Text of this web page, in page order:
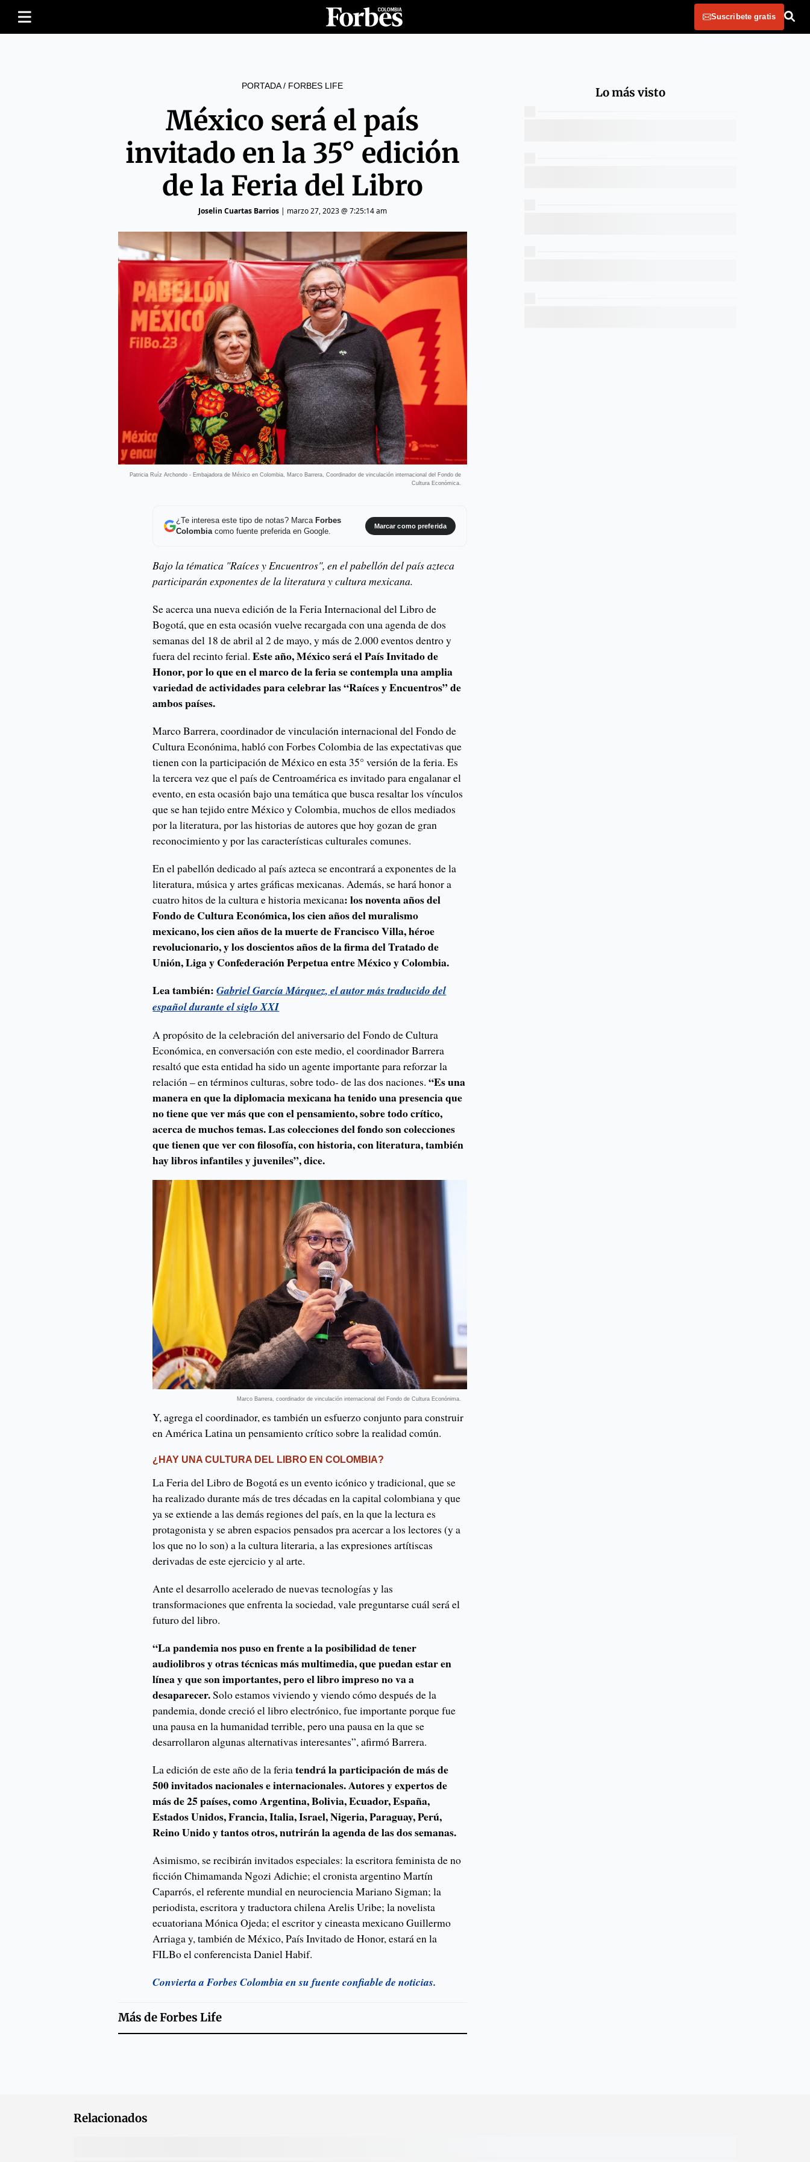
Suscribete gratis
PORTADA/ FORBES LIFE
México será el país
invitado en la 35° edición
de la Feria del Libro
Joselin Cuartas Barrios| marzo 27, 2023 @ 7:25:14 am
Patricia Ruíz Archondo - Embajadora de México en Colombia, Marco Barrera, Coordinador de vinculación internacional del Fondo de
Cultura Económica.
¿Te interesa este tipo de notas? Marca Forbes
Colombiacomo fuente preferida en Google.
Marcar como preferida
Bajo la tématica "Raíces y Encuentros", en el pabellón del país azteca
participarán exponentes de la literatura y cultura mexicana.
Se acerca una nueva edición de la Feria Internacional del Libro de
Bogotá, que en esta ocasión vuelve recargada con una agenda de dos
semanas del 18 de abril al 2 de mayo, y más de 2.000 eventos dentro y
fuera del recinto ferial.Este año, México será el País Invitado de
Honor, por lo que en el marco de la feria se contempla una amplia
variedad de actividades para celebrar las “Raíces y Encuentros” de
ambos países.
Marco Barrera, coordinador de vinculación internacional del Fondo de
Cultura Econónima, habló con Forbes Colombia de las expectativas que
tienen con la participación de México en esta 35° versión de la feria. Es
la tercera vez que el país de Centroamérica es invitado para engalanar el
evento, en esta ocasión bajo una temática que busca resaltar los vínculos
que se han tejido entre México y Colombia, muchos de ellos mediados
por la literatura, por las historias de autores que hoy gozan de gran
reconocimiento y por las características culturales comunes.
En el pabellón dedicado al país azteca se encontrará a exponentes de la
literatura, música y artes gráficas mexicanas. Además, se hará honor a
cuatro hitos de la cultura e historia mexicana: los noventa años del
Fondo de Cultura Económica, los cien años del muralismo
mexicano, los cien años de la muerte de Francisco Villa, héroe
revolucionario, y los doscientos años de la firma del Tratado de
Unión, Liga y Confederación Perpetua entre México y Colombia.
Lea también:Gabriel García Márquez, el autor más traducido del
español durante el siglo XXI
A propósito de la celebración del aniversario del Fondo de Cultura
Económica, en conversación con este medio, el coordinador Barrera
resaltó que esta entidad ha sido un agente importante para reforzar la
relación – en términos culturas, sobre todo- de las dos naciones.“Es una
manera en que la diplomacia mexicana ha tenido una presencia que
no tiene que ver más que con el pensamiento, sobre todo crítico,
acerca de muchos temas. Las colecciones del fondo son colecciones
que tienen que ver con filosofía, con historia, con literatura, también
hay libros infantiles y juveniles”, dice.
Marco Barrera, coordinador de vinculación internacional del Fondo de Cultura Econónima.
Y, agrega el coordinador, es también un esfuerzo conjunto para construir
en América Latina un pensamiento crítico sobre la realidad común.
¿HAY UNA CULTURA DEL LIBRO EN COLOMBIA?
La Feria del Libro de Bogotá es un evento icónico y tradicional, que se
ha realizado durante más de tres décadas en la capital colombiana y que
ya se extiende a las demás regiones del país, en la que la lectura es
protagonista y se abren espacios pensados pra acercar a los lectores (y a
los que no lo son) a la cultura literaria, a las expresiones artítiscas
derivadas de este ejercicio y al arte.
Ante el desarrollo acelerado de nuevas tecnologías y las
transformaciones que enfrenta la sociedad, vale preguntarse cuál será el
futuro del libro.
“La pandemia nos puso en frente a la posibilidad de tener
audiolibros y otras técnicas más multimedia, que puedan estar en
línea y que son importantes, pero el libro impreso no va a
desaparecer.Solo estamos viviendo y viendo cómo después de la
pandemia, donde creció el libro electrónico, fue importante porque fue
una pausa en la humanidad terrible, pero una pausa en la que se
desarrollaron algunas alternativas interesantes”, afirmó Barrera.
La edición de este año de la feriatendrá la participación de más de
500 invitados nacionales e internacionales. Autores y expertos de
más de 25 países, como Argentina, Bolivia, Ecuador, España,
Estados Unidos, Francia, Italia, Israel, Nigeria, Paraguay, Perú,
Reino Unido y tantos otros, nutrirán la agenda de las dos semanas.
Asimismo, se recibirán invitados especiales: la escritora feminista de no
ficción Chimamanda Ngozi Adichie; el cronista argentino Martín
Caparrós, el referente mundial en neurociencia Mariano Sigman; la
periodista, escritora y traductora chilena Arelis Uribe; la novelista
ecuatoriana Mónica Ojeda; el escritor y cineasta mexicano Guillermo
Arriaga y, también de México, País Invitado de Honor, estará en la
FILBo el conferencista Daniel Habif.
Convierta a Forbes Colombia en su fuente confiable de noticias.
Más deForbes Life
Lo más visto
Relacionados